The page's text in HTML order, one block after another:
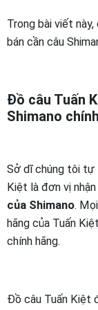
Trong bài viết
bán cần câu
Đồ câu Tuấn
Shimano
Sở dĩ chúng tôi tự
Kiệt là đơn vị
của Shimano.
hãng của Tuấn
chính hãng.
Đồ câu Tuấn Kiệt